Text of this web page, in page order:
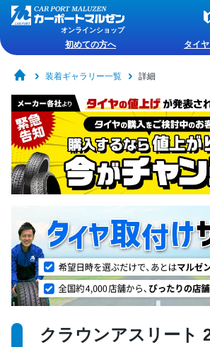
オンラインショップ
初めての方へ タイ
装着ギャラリー一覧 詳細
クラウンアスリート